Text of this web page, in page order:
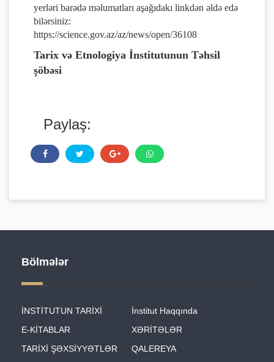
yerləri barədə məlumatları aşağıdakı linkdən əldə edə
bilərsiniz:
https://science.gov.az/az/news/open/36108
Tarix və Etnologiya İnstitutunun Təhsil
şöbəsi
Paylaş:
Bölmələr
İNSTİTUTUN TARİXİ
İnstitut Haqqında
E-KİTABLAR
XƏRİTƏLƏR
TARİXİ ŞƏXSİYYƏTLƏR
QALEREYA